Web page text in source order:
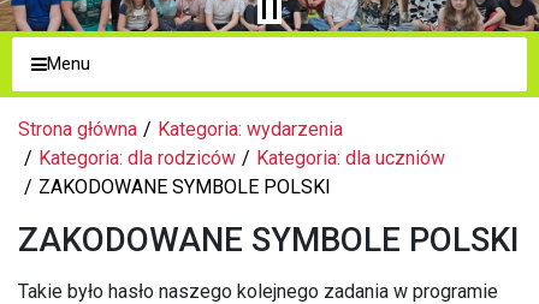
Menu
Strona główna
Kategoria: wydarzenia
Kategoria: dla rodziców
Kategoria: dla uczniów
ZAKODOWANE SYMBOLE POLSKI
ZAKODOWANE SYMBOLE POLSKI
Takie było hasło naszego kolejnego zadania w programie